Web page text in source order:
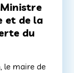
et de la
du
le maire de